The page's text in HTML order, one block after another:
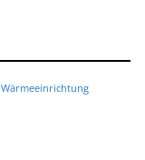
Wärmeeinrichtung